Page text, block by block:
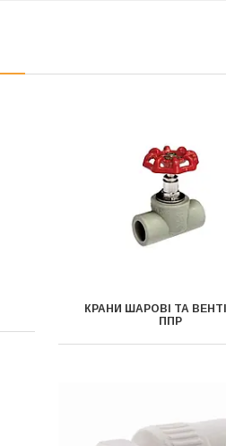
КРАНИ ШАРОВІ ТА
ППР